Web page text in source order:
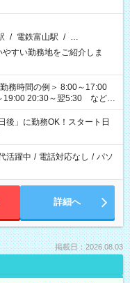
/ 電鉄富山駅 / …
すい勤務地をご紹介しま
20:30～翌5:30 など ★
み、残業なし、交替制など
」に勤務OK！スタート日
活躍中 / 電話対応なし / パソ
詳細へ
掲載日：2026.08.03